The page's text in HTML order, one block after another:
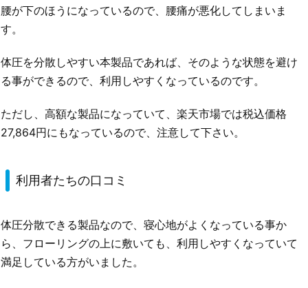
腰が下のほうになっているので、腰痛が悪化してしまいま
す。
体圧を分散しやすい本製品であれば、そのような状態を避け
る事ができるので、利用しやすくなっているのです。
ただし、高額な製品になっていて、楽天市場では税込価格
27,864円にもなっているので、注意して下さい。
利用者たちの口コミ
体圧分散できる製品なので、寝心地がよくなっている事か
ら、フローリングの上に敷いても、利用しやすくなっていて
満足している方がいました。